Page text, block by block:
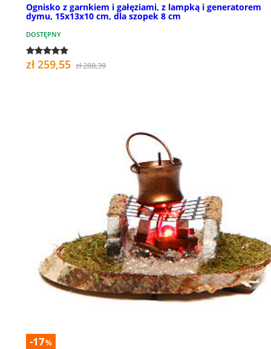
Ognisko z garnkiem i gałęziami, z lampką i generatorem
dymu, 15x13x10 cm, dla szopek 8 cm
DOSTĘPNY
zł 259,55 zł 288,39
-17%